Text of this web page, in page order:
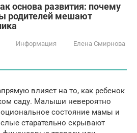
основа развития: почему
родителей мешают
Информация Елена Смирнова
влияет на то, как ребенок
саду. Малыши невероятно
состояние мамы и
старательно скрывают